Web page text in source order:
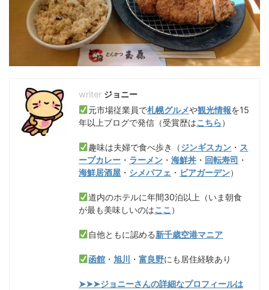
ジョニー
元市場従業員で札幌グルメや観光情報を15
年以上ブログで発信（受賞歴はこちら）
趣味は夫婦で食べ歩き（ジンギスカン ・ ス
ープカレー ・ ラーメン ・ 海鮮丼 ・ 回転寿司 ・
海鮮居酒屋 ・ シメパフェ ・ ビアガーデン）
道内のホテルに年間30泊以上（いま朝食
が最も美味しいのはここ ）
自他ともに認める新千歳空港マニア
函館 ・旭川 ・富良野にも居住経験あり
➤➤➤ジョニーさんの詳細なプロフィールは